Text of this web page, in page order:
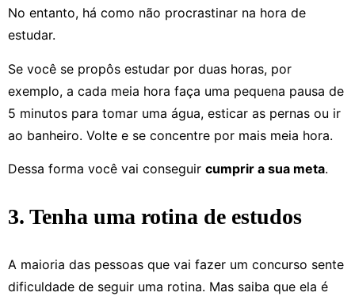
No entanto, há como não procrastinar na hora de
estudar.
Se você se propôs estudar por duas horas, por
exemplo, a cada meia hora faça uma pequena pausa de
5 minutos para tomar uma água, esticar as pernas ou ir
ao banheiro. Volte e se concentre por mais meia hora.
Dessa forma você vai conseguir cumprir a sua meta.
3. Tenha uma rotina de estudos
A maioria das pessoas que vai fazer um concurso sente
dificuldade de seguir uma rotina. Mas saiba que ela é